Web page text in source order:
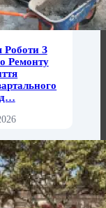
Роботи З
Ремонту